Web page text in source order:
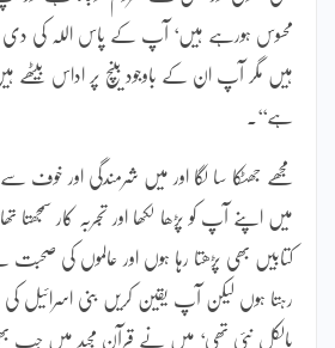
محسوس ہورہے ہیں‘ آپ کے پاس اللہ کی دی
ہیں مگر آپ ان کے باوجود بینچ پر اداس بیٹھے
ہے‘‘۔
مجھے جھٹکا سا لگا اور میں شرمندگی اور خوف
میں اپنے آپ کو پڑھا لکھا اور تجربہ کار سمجھتا
کتابیں بھی پڑھتا رہا ہوں اور عالموں کی
رہتا ہوں لیکن آپ یقین کریں بنی اسرائیل
بالکل نئی تھی‘ میں نے قرآن مجید میں جب